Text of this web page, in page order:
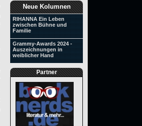
Neue Kolumnen
RIHANNA Ein Leben
zwischen Bühne und
Familie
Grammy-Awards 2024 -
Auszeichnungen in
weiblicher Hand
Partner